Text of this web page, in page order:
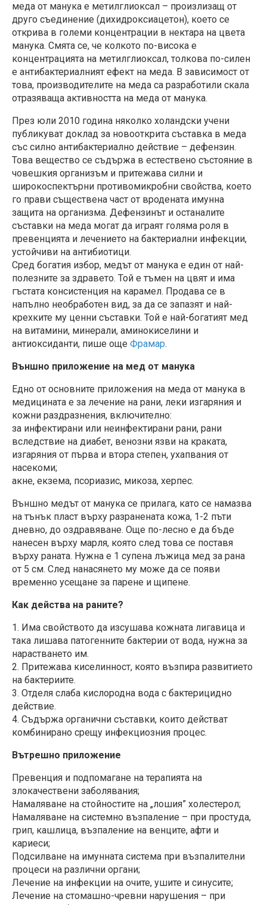
меда от манука е метилглиоксал – произлизащ от
друго съединение (дихидроксиацетон), което се
открива в големи концентрации в нектара на цвета
манука. Смята се, че колкото по-висока е
концентрацията на метилглиоксал, толкова по-силен
е антибактериалният ефект на меда. В зависимост от
това, производителите на меда са разработили скала
отразяваща активността на меда от манука.
През юли 2010 година няколко холандски учени
публикуват доклад за новооткрита съставка в меда
със силно антибактериално действие – дефензин.
Това вещество се съдържа в естествено състояние в
човешкия организъм и притежава силни и
широкоспектърни противомикробни свойства, което
го прави съществена част от вродената имунна
защита на организма. Дефензинът и останалите
съставки на меда могат да играят голяма роля в
превенцията и лечението на бактериални инфекции,
устойчиви на антибиотици.
Сред богатия избор, медът от манука е един от най-
полезните за здравето. Той е тъмен на цвят и има
гъстата консистенция на карамел. Продава се в
напълно необработен вид, за да се запазят и най-
крехките му ценни съставки. Той е най-богатият мед
на витамини, минерали, аминокиселини и
антиоксиданти, пише още Фрамар.
Външно приложение на мед от манука
Едно от основните приложения на меда от манука в
медицината е за лечение на рани, леки изгаряния и
кожни раздразнения, включително:
за инфектирани или неинфектирани рани, рани
вследствие на диабет, венозни язви на краката,
изгаряния от първа и втора степен, ухапвания от
насекоми;
акне, екзема, псориазис, микоза, херпес.
Външно медът от манука се прилага, като се намазва
на тънък пласт върху разранената кожа, 1-2 пъти
дневно, до оздравяване. Още по-лесно е да бъде
нанесен върху марля, която след това се поставя
върху раната. Нужна е 1 супена лъжица мед за рана
от 5 см. След нанасянето му може да се появи
временно усещане за парене и щипене.
Как действа на раните?
1. Има свойството да изсушава кожната лигавица и
така лишава патогенните бактерии от вода, нужна за
нарастването им.
2. Притежава киселинност, която възпира развитието
на бактериите.
3. Отделя слаба кислородна вода с бактерицидно
действие.
4. Съдържа органични съставки, които действат
комбинирано срещу инфекциозния процес.
Вътрешно приложение
Превенция и подпомагане на терапията на
злокачествени заболявания;
Намаляване на стойностите на „лошия” холестерол;
Намаляване на системно възпаление – при простуда,
грип, кашлица, възпаление на венците, афти и
кариеси;
Подсилване на имунната система при възпалителни
процеси на различни органи;
Лечение на инфекции на очите, ушите и синусите;
Лечение на стомашно-чревни нарушения – при